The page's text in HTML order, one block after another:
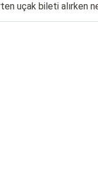
uçak bileti alırken